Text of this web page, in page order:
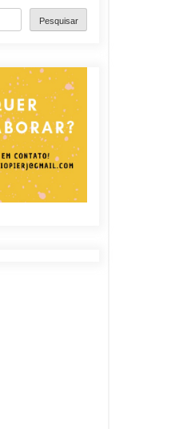
Pesquisar